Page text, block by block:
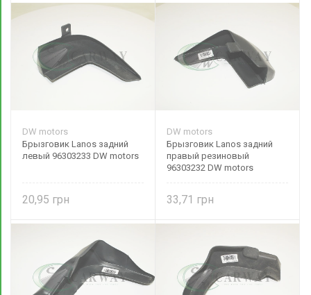
DW motors
Брызговик Lanos задний
левый 96303233 DW motors
20,95
DW motors
Брызговик Lanos задний
правый резиновый
96303232 DW motors
33,71